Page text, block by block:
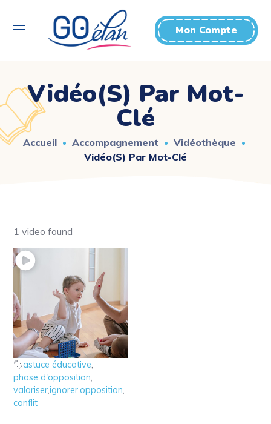
Mon Compte
Vidéo(s) Par Mot-
Clé
Accueil Accompagnement
Vidéothèque
Vidéo(s) Par Mot-Clé
1 video found
4 – Astuce éducative :
Ignorer – Valoriser
Astuces éducatives
astuce éducative,
phase d'opposition,
valoriser,ignorer,opposition,
conflit